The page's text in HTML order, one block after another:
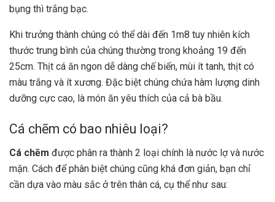
bụng thì trắng bạc.
Khi trưởng thành chúng có thể dài đến 1m8 tuy nhiên kích
thước trung bình của chúng thường trong khoảng 19 đến
25cm. Thịt cá ăn ngon dễ dàng chế biến, mùi ít tanh, thịt có
màu trắng và ít xương. Đặc biệt chúng chứa hàm lượng dinh
dưỡng cực cao, là món ăn yêu thích của cả bà bầu.
Cá chẽm có bao nhiêu loại?
Cá chẽm được phân ra thành 2 loại chính là nước lợ và nước
mặn. Cách để phân biệt chúng cũng khá đơn giản, bạn chỉ
cần dựa vào màu sắc ở trên thân cá, cụ thể như sau: